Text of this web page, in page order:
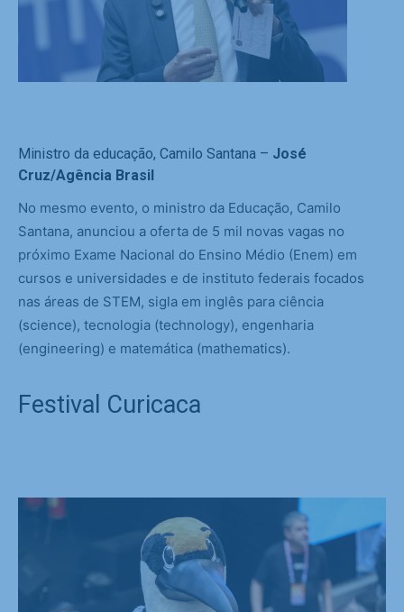
Ministro da educação, Camilo Santana – José
Cruz/Agência Brasil
No mesmo evento, o ministro da Educação, Camilo
Santana, anunciou a oferta de 5 mil novas vagas no
próximo Exame Nacional do Ensino Médio (Enem) em
cursos e universidades e de instituto federais focados
nas áreas de STEM, sigla em inglês para ciência
(science), tecnologia (technology), engenharia
(engineering) e matemática (mathematics).
Festival Curicaca